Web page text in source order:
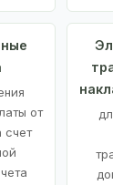
от
счет